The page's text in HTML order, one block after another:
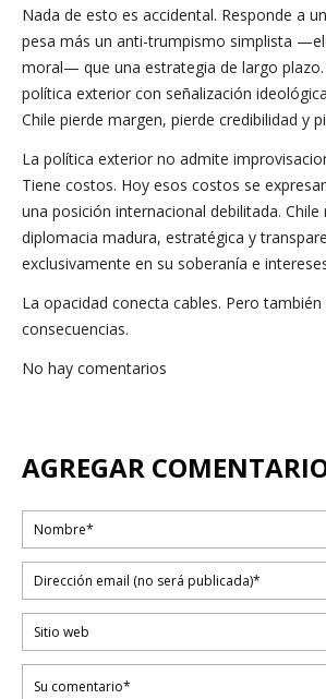
Nada de esto es accidental. Responde a
pesa más un anti-trumpismo simplista
moral— que una estrategia de largo
política exterior con señalización
Chile pierde margen, pierde credibilidad y
La política exterior no admite
Tiene costos. Hoy esos costos se
una posición internacional debilitada. Chile
diplomacia madura, estratégica y
exclusivamente en su soberanía e
La opacidad conecta cables. Pero
consecuencias.
No hay comentarios
AGREGAR